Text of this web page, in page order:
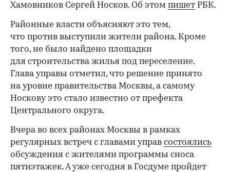
Хамовников Сергей Носков. Об этом пишет РБК.
Районные власти объясняют это тем,
что против выступили жители района. Кроме
того, не было найдено площадки
для строительства жилья под переселение.
Глава управы отметил, что решение принято
на уровне правительства Москвы, а самому
Носкову это стало известно от префекта
Центрального округа.
Вчера во всех районах Москвы в рамках
регулярных встреч с главами управ состоялись
обсуждения с жителями программы сноса
пятиэтажек. А уже сегодня в Госдуме пройдет